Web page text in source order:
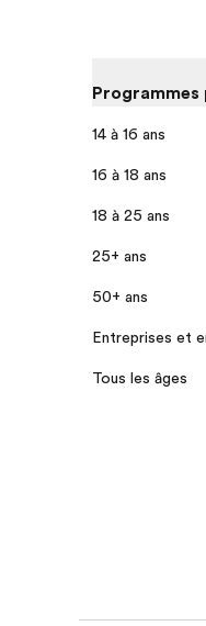
Programmes
14 à 16 ans
16 à 18 ans
18 à 25 ans
25+ ans
50+ ans
Entreprises et
Tous les âges